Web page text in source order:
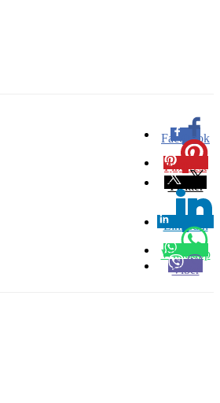
Facebook
0
Pinterest
Twitter
Linkedin
0
Whatsapp
Viber